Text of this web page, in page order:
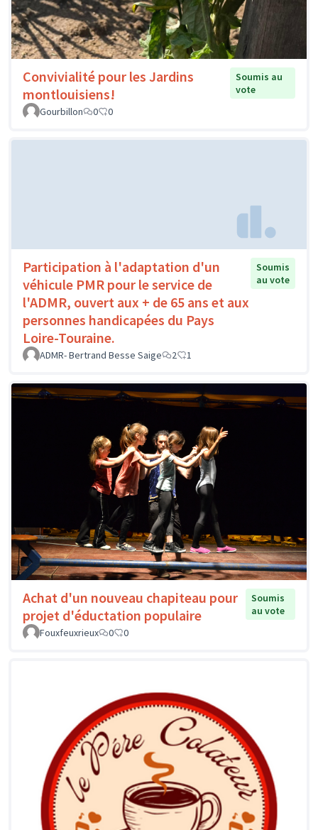
Convivialité pour les Jardins
montlouisiens!
Soumis au
vote
Gourbillon
0 0
Participation à l'adaptation d'un
véhicule PMR pour le service de
l'ADMR, ouvert aux + de 65 ans et aux
personnes handicapées du Pays
Loire-Touraine.
Soumis
au vote
ADMR- Bertrand Besse Saige 2 1
Achat d'un nouveau chapiteau pour
projet d'éductation populaire
Soumis
au vote
Fouxfeuxrieux
0 0